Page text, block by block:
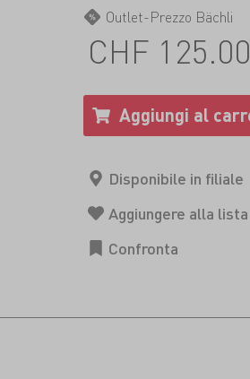
Outlet-Prezzo Bächli
CHF 125.00